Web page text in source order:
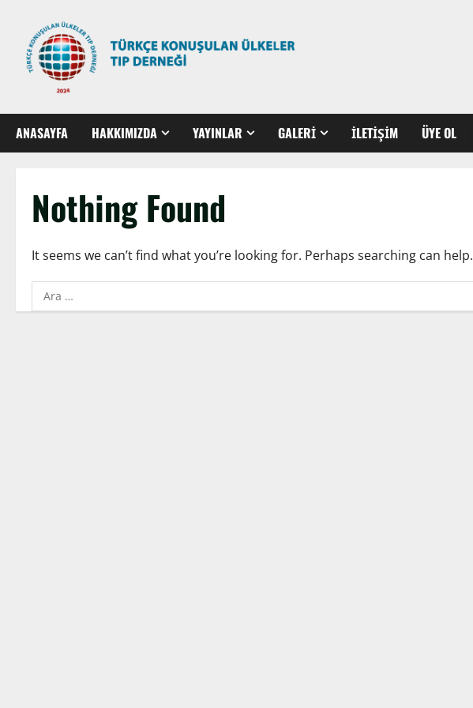
ANASAYFA HAKKIMIZDA YAYINLAR GALERİ İLETIŞIM ÜYE OL
Nothing Found
It seems we can’t find what you’re looking for. Perhaps searching can help.